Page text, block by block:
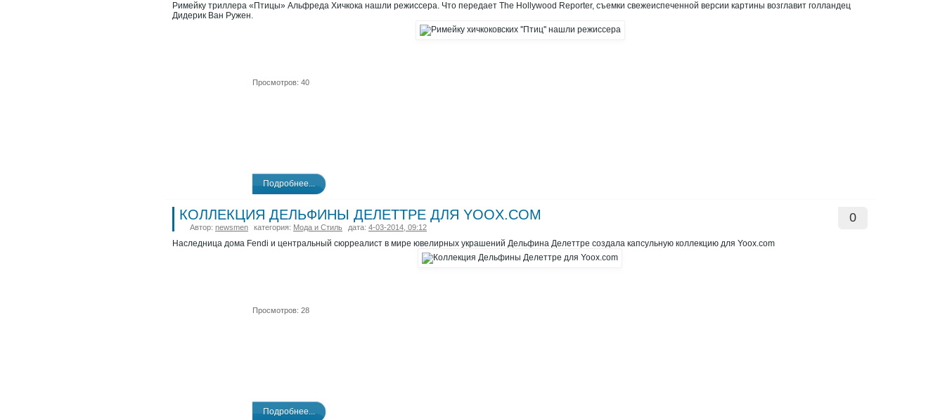
Римейку триллера «Птицы» Альфреда Хичкока нашли режиссера. Что передает The Hollywood Reporter, съемки свежеиспеченной версии картины возглавит голландец
Дидерик Ван Ружен.
Подробнее...
Просмотров: 40
0
КОЛЛЕКЦИЯ ДЕЛЬФИНЫ ДЕЛЕТТРЕ ДЛЯ YOOX.COM
Автор: newsmen категория: Мода и Стиль дата: 4-03-2014, 09:12
Наследница дома Fendi и центральный сюрреалист в мире ювелирных украшений Дельфина Делеттре создала капсульную коллекцию для Yoox.com
Подробнее...
Просмотров: 28